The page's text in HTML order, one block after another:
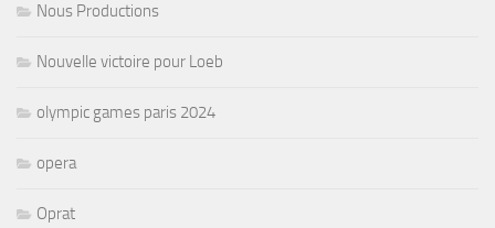
Nous Productions
Nouvelle victoire pour Loeb
olympic games paris 2024
opera
Oprat